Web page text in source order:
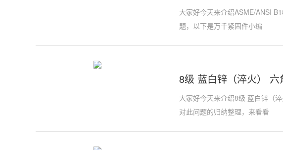
大家好今天来介绍ASME/ANSI
题，以下是万千紧固件小编
8级 蓝白锌（淬火）
大家好今天来介绍8级 蓝白锌（
对此问题的归纳整理，来看看